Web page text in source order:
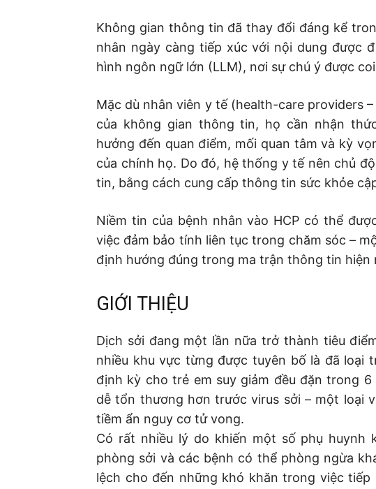
Không gian thông tin đã thay đổi đáng kể
nhân ngày càng tiếp xúc với nội dung được
hình ngôn ngữ lớn (LLM), nơi sự chú ý được
Mặc dù nhân viên y tế (health-care providers
của không gian thông tin, họ cần nhận
hưởng đến quan điểm, mối quan tâm và kỳ
của chính họ. Do đó, hệ thống y tế nên chủ
tin, bằng cách cung cấp thông tin sức khỏe
Niềm tin của bệnh nhân vào HCP có thể
việc đảm bảo tính liên tục trong chăm sóc –
định hướng đúng trong ma trận thông tin hiện
GIỚI THIỆU
Dịch sởi đang một lần nữa trở thành tiêu
nhiều khu vực từng được tuyên bố là đã loại
định kỳ cho trẻ em suy giảm đều đặn trong
dễ tổn thương hơn trước virus sởi – một loại
tiềm ẩn nguy cơ tử vong.
Có rất nhiều lý do khiến một số phụ huynh
phòng sởi và các bệnh có thể phòng ngừa
lệch cho đến những khó khăn trong việc